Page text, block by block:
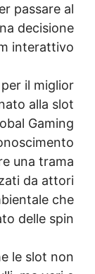
per
a una
un film
per il
assegnato
al Global
il
una
da
risultato delle
che le